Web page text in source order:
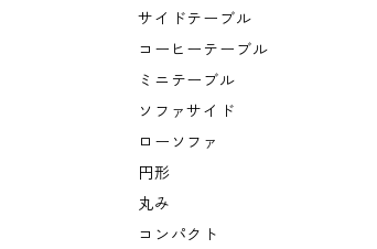
サイドテーブル
コーヒーテーブル
ミニテーブル
ソファサイド
ローソファ
円形
丸み
コンパクト